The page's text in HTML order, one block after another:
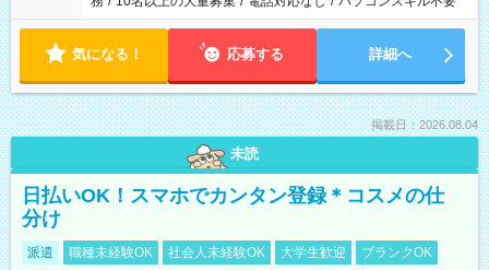
気になる！ 応募する 詳細へ
掲載日：2026.08.04
未読
日払いOK！スマホでカンタン登録＊コスメの仕
分け
派遣 職種未経験OK 社会人未経験OK 大学生歓迎 ブランクOK